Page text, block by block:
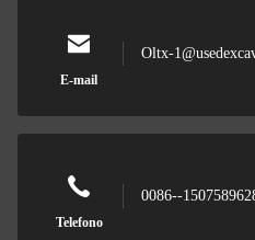
E-mail
Oltx-
Telefono
0086--